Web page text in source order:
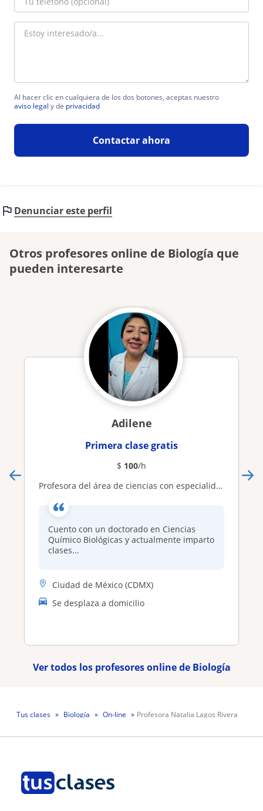
Al hacer clic en cualquiera de los dos botones, aceptas nuestro
aviso legal y de privacidad
Contactar ahora
Denunciar este perfil
Otros profesores online de Biología que
pueden interesarte
Adilene
Primera clase gratis
$ 100/h
Profesora del área de ciencias con especialidad en bioquímica, Microbiología, genética Microbiana y afines
Cuento con un doctorado en Ciencias
Químico Biológicas y actualmente imparto
clases...
Ciudad de México (CDMX)
Se desplaza a domicilio
Ver todos los profesores online de Biología
Tus clases Biología On-line Profesora Natalia Lagos Rivera